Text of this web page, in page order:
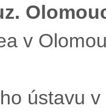
v
ústavu